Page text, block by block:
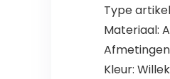
Type
Materiaal:
Kleur: